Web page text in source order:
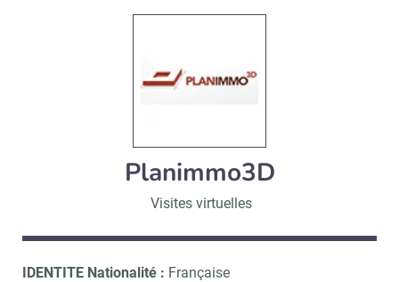
Planimmo3D
Visites virtuelles
IDENTITE Nationalité : Française